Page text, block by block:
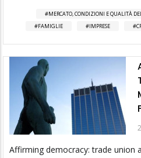
MERCATO, CONDIZIONI E QUALITÀ
FAMIGLIE
IMPRESE
Affirming democracy: trade union